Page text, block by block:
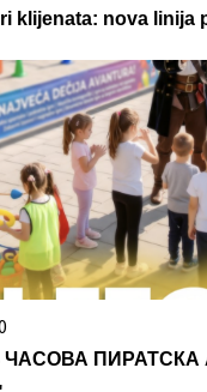
klijenata: nova linija
ЧАСОВА ПИРАТСКА